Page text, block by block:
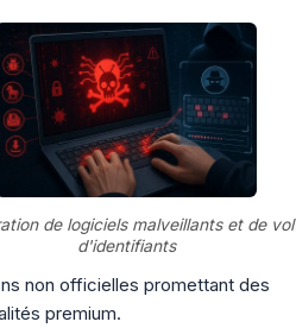
de logiciels malveillants et de vol
d'identifiants
non officielles promettant des
premium.